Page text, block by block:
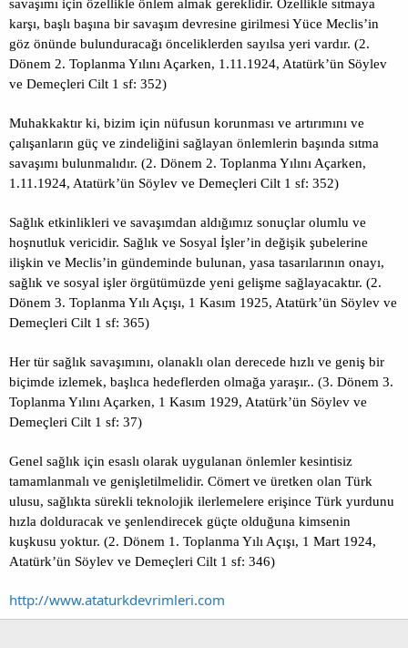
savaşımı için özellikle önlem almak gereklidir. Özellikle sıtmaya
karşı, başlı başına bir savaşım devresine girilmesi Yüce Meclis’in
göz önünde bulunduracağı önceliklerden sayılsa yeri vardır. (2.
Dönem 2. Toplanma Yılını Açarken, 1.11.1924, Atatürk’ün Söylev
ve Demeçleri Cilt 1 sf: 352)
Muhakkaktır ki, bizim için nüfusun korunması ve artırımını ve
çalışanların güç ve zindeliğini sağlayan önlemlerin başında sıtma
savaşımı bulunmalıdır. (2. Dönem 2. Toplanma Yılını Açarken,
1.11.1924, Atatürk’ün Söylev ve Demeçleri Cilt 1 sf: 352)
Sağlık etkinlikleri ve savaşımdan aldığımız sonuçlar olumlu ve
hoşnutluk vericidir. Sağlık ve Sosyal İşler’in değişik şubelerine
ilişkin ve Meclis’in gündeminde bulunan, yasa tasarılarının onayı,
sağlık ve sosyal işler örgütümüzde yeni gelişme sağlayacaktır. (2.
Dönem 3. Toplanma Yılı Açışı, 1 Kasım 1925, Atatürk’ün Söylev ve
Demeçleri Cilt 1 sf: 365)
Her tür sağlık savaşımını, olanaklı olan derecede hızlı ve geniş bir
biçimde izlemek, başlıca hedeflerden olmağa yaraşır.. (3. Dönem 3.
Toplanma Yılını Açarken, 1 Kasım 1929, Atatürk’ün Söylev ve
Demeçleri Cilt 1 sf: 37)
Genel sağlık için esaslı olarak uygulanan önlemler kesintisiz
tamamlanmalı ve genişletilmelidir. Cömert ve üretken olan Türk
ulusu, sağlıkta sürekli teknolojik ilerlemelere erişince Türk yurdunu
hızla dolduracak ve şenlendirecek güçte olduğuna kimsenin
kuşkusu yoktur. (2. Dönem 1. Toplanma Yılı Açışı, 1 Mart 1924,
Atatürk’ün Söylev ve Demeçleri Cilt 1 sf: 346)
http://www.ataturkdevrimleri.com